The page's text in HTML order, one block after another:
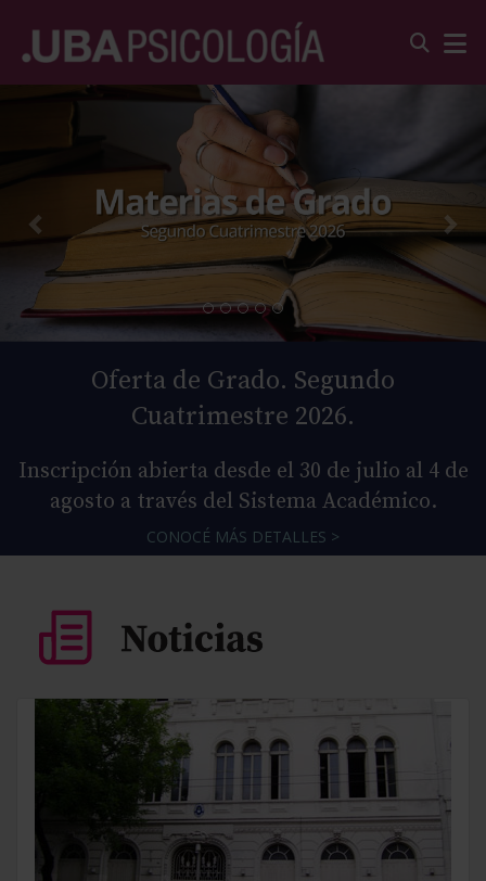
Oferta de Grado. Segundo
Cuatrimestre 2026.
Inscripción abierta desde el 30 de julio al 4 de
agosto a través del Sistema Académico.
CONOCÉ MÁS DETALLES >